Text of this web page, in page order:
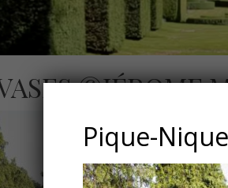
©JÉROME
Pique-